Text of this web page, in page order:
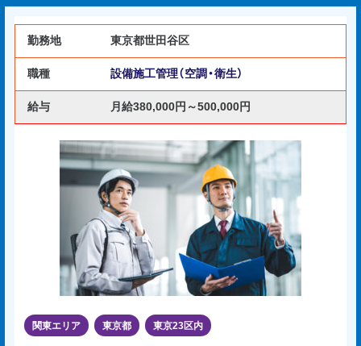
勤務地 東京都世田谷区
職種 設備施工管理（空調・衛生）
給与 月給380,000円～500,000円
関東エリア 東京都 東京23区内